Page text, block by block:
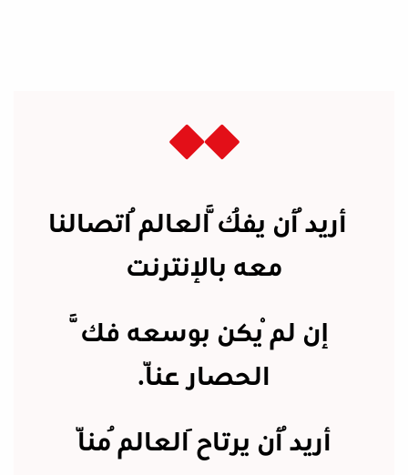
أريدُ أن يفُكَّ العالمُ اتصالنا
معه بالإنترنت
إن لمْ يكن بوسعه فكَّ
الحصار عنّا.
أريدُ أن يرتاحَ العالمُ منّا